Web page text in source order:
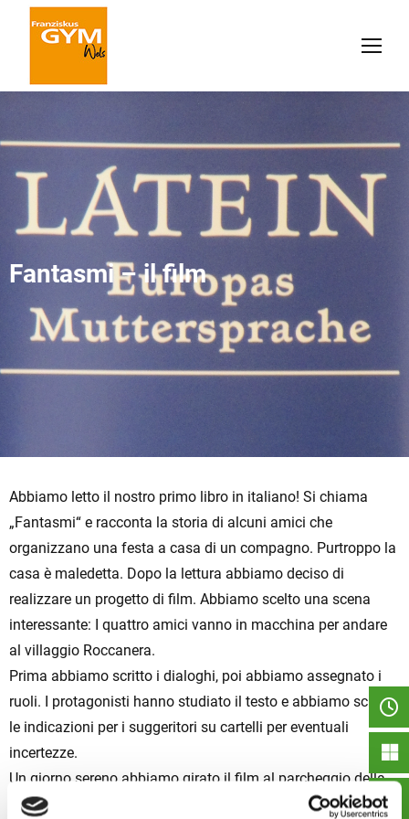
Fantasmi – il film
Abbiamo letto il nostro primo libro in italiano! Si chiama
„Fantasmi“ e racconta la storia di alcuni amici che
organizzano una festa a casa di un compagno. Purtroppo la
casa è maledetta. Dopo la lettura abbiamo deciso di
realizzare un progetto di film. Abbiamo scelto una scena
interessante: I quattro amici vanno in macchina per andare
al villaggio Roccanera.
Prima abbiamo scritto i dialoghi, poi abbiamo assegnato i
ruoli. I protagonisti hanno studiato il testo e abbiamo scritto
le indicazioni per i suggeritori su cartelli per eventuali
incertezze.
Un giorno sereno abbiamo girato il film al parcheggio della
scuola con il cellulare della professoressa Jäger. Abbiamo